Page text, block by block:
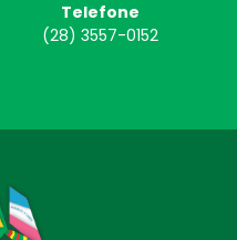
Telefone
(28) 3557-0152